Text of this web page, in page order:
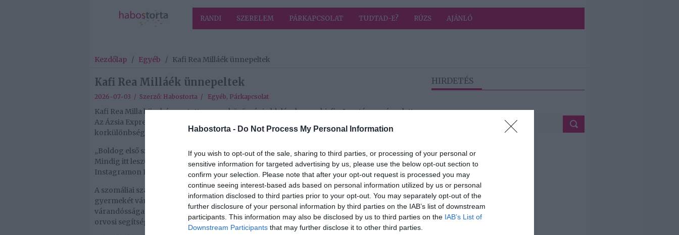
Habostorta - Do Not Process My Personal Information
If you wish to opt-out of the sale, sharing to third parties, or processing of your personal or
sensitive information for targeted advertising by us, please use the below opt-out section to
confirm your selection. Please note that after your opt-out request is processed you may
continue seeing interest-based ads based on personal information utilized by us or personal
information disclosed to third parties prior to your opt-out. You may separately opt-out of the
further disclosure of your personal information by third parties on the IAB’s list of downstream
participants. This information may also be disclosed by us to third parties on the IAB’s List of
Downstream Participants that may further disclose it to other third parties.
RANDI SZERELEM PÁRKAPCSOLAT TUDTAD-E? RÚZS AJÁNLÓ
Kezdőlap / Egyéb / Kafi Rea Milláék ünnepeltek
Kafi Rea Milláék ünnepeltek
2026-07-03 / Szerző: Habostorta / Egyéb, Párkapcsolat
Kafi Rea Milla büszkén osztotta meg a közösségi oldalán, hogy a kisfia, Jonatán egyéves lett.
Az Ázsia Expresszben is látott modell közben már újabb babát vár, nem lesz tehát nagy
korkülönbség a gyerekek között.
„Boldog első születésnapot, drága kisfiunk. Te vagy a legjobb dolog, ami velünk történt.
Mindig itt leszünk, hogy megvédjünk, szeressünk és támogassunk téged” – írta az
Instagramon Kafi Rea Milla pár családi fotó mellé, amelyeken a férje, Patrik is látható.
A szomáliai származású modell júniusban osztotta meg a követőivel, hogy a második
gyermekét várja, bár az örömét eleinte beárnyékolták a komoly rosszullétek. A
várandóssága elején Kafinak kórházi kezelésre is szüksége volt, hogy gyógyszerekkel és
orvosi segítséggel hozzák rendbe.
HIRDETÉS